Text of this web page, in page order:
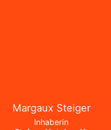
Margaux Steiger
Inhaberin